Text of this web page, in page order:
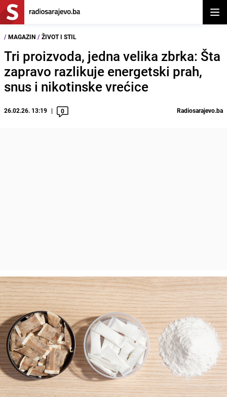
/ MAGAZIN / ŽIVOT I STIL
Tri proizvoda, jedna velika zbrka: Šta
zapravo razlikuje energetski prah,
snus i nikotinske vrećice
26.02.26. 13:19 0 Radiosarajevo.ba